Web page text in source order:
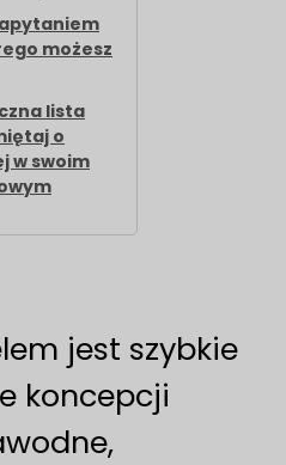
możesz
lista
o
w swoim
jest szybkie
koncepcji